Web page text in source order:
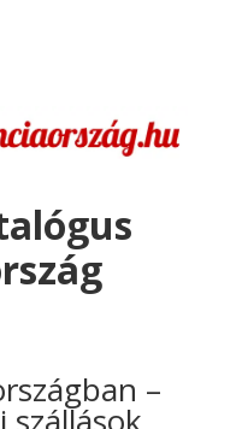
–
szállások